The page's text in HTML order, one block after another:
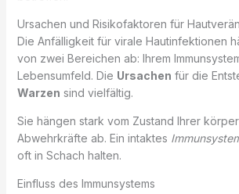
Ursachen und Risikofaktoren für
Die Anfälligkeit für virale Hautinfektionen
von zwei Bereichen ab: Ihrem
Lebensumfeld. Die Ursachen für die
Warzen sind vielfältig.
Sie hängen stark vom Zustand Ihrer
Abwehrkräfte ab. Ein intaktes
oft in Schach halten.
Einfluss des Immunsystems